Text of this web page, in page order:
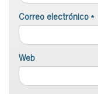
Correo electrónico*
Web